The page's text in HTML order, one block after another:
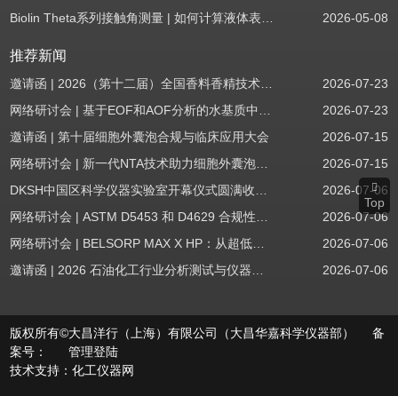
Biolin Theta系列接触角测量 | 如何计算液体表面张力分量
2026-05-08
推荐新闻
邀请函 | 2026（第十二届）全国香料香精技术交流年会
2026-07-23
网络研讨会 | 基于EOF和AOF分析的水基质中PFAS筛查
2026-07-23
邀请函 | 第十届细胞外囊泡合规与临床应用大会
2026-07-15
网络研讨会 | 新一代NTA技术助力细胞外囊泡质量评估与工艺开发
2026-07-15
DKSH中国区科学仪器实验室开幕仪式圆满收官！
2026-07-06
网络研讨会 | ASTM D5453 和 D4629 合规性：无需妥协
2026-07-06
网络研讨会 | BELSORP MAX X HP：从超低压物理吸附到高压吸附
2026-07-06
邀请函 | 2026 石油化工行业分析测试与仪器技术交流会（辽宁站）
2026-07-06
版权所有©大昌洋行（上海）有限公司（大昌华嘉科学仪器部） 备
案号：
管理登陆
技术支持：化工仪器网
Top